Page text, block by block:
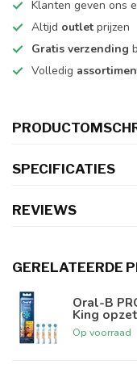
Klanten geven ons
Altijd outlet prijzen
Gratis verzending
Volledig
SPECIFICATIES
REVIEWS
GERELATEERDE
Oral-B
King
Op voorraad